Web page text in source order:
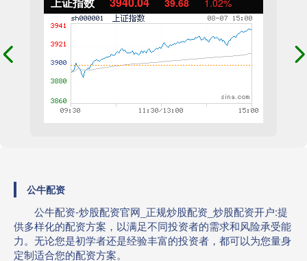
39.68 1.02%
公牛配资
公牛配资-炒股配资官网_正规炒股配资_炒股配资开户:提
供多样化的配资方案，以满足不同投资者的需求和风险承受能
力。无论您是初学者还是经验丰富的投资者，都可以为您量身
定制适合您的配资方案。